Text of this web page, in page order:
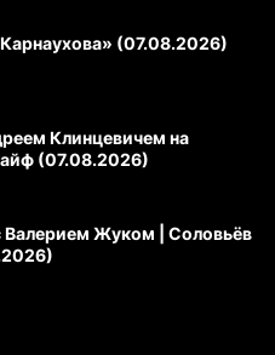
(07.08.2026)
Клинцевичем на
(07.08.2026)
Валерием Жуком | Соловьёв